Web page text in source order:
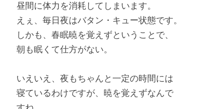
昼間に体力を消耗してしまいます。
えぇ、毎日夜はバタン・キュー状態です。
しかも、春眠暁を覚えずということで、
朝も眠くて仕方がない。
いえいえ、夜もちゃんと一定の時間には
寝ているわけですが、暁を覚えずなんで